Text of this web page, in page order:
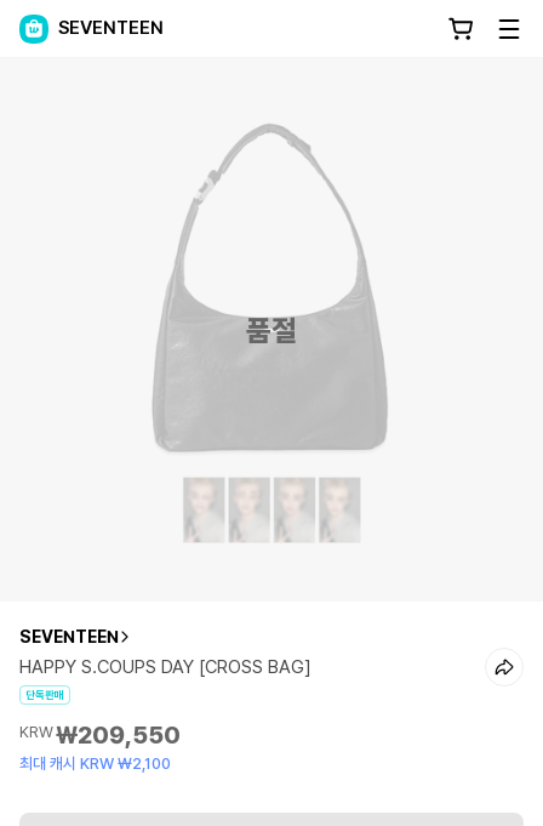
SEVENTEEN
품절
SEVENTEEN
HAPPY S.COUPS DAY [CROSS BAG]
단독판매
KRW₩209,550
최대 캐시 KRW ₩2,100